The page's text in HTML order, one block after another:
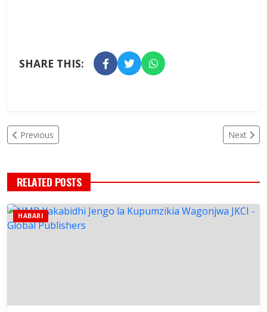
SHARE THIS:
Previous Next
RELATED POSTS
HABARI